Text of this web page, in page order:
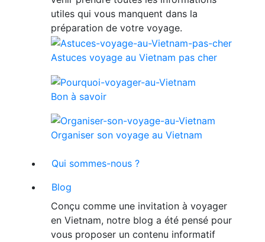
utiles qui vous manquent dans la
préparation de votre voyage.
Astuces voyage au Vietnam pas cher
Bon à savoir
Organiser son voyage au Vietnam
Qui sommes-nous ?
Blog
Conçu comme une invitation à voyager
en Vietnam, notre blog a été pensé pour
vous proposer un contenu informatif